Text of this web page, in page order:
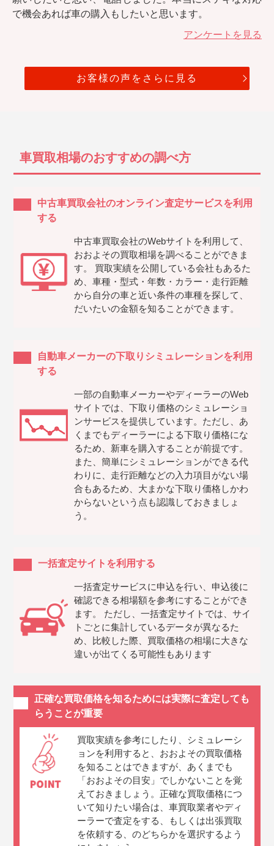
で機会あれば車の購入もしたいと思います。
アンケートを見る
お客様の声をさらに見る
車買取相場のおすすめの調べ方
中古車買取会社のオンライン査定サービスを利用
する
中古車買取会社のWebサイトを利用して、
おおよその買取相場を調べることができま
す。 買取実績を公開している会社もあるた
め、車種・型式・年数・カラー・走行距離
から自分の車と近い条件の車種を探して、
だいたいの金額を知ることができます。
自動車メーカーの下取りシミュレーションを利用
する
一部の自動車メーカーやディーラーのWeb
サイトでは、下取り価格のシミュレーショ
ンサービスを提供しています。ただし、あ
くまでもディーラーによる下取り価格にな
るため、新車を購入することが前提です。
また、簡単にシミュレーションができる代
わりに、走行距離などの入力項目がない場
合もあるため、大まかな下取り価格しかわ
からないという点も認識しておきましょ
う。
一括査定サイトを利用する
一括査定サービスに申込を行い、申込後に
確認できる相場額を参考にすることができ
ます。 ただし、一括査定サイトでは、サイ
トごとに集計しているデータが異なるた
め、比較した際、買取価格の相場に大きな
違いが出てくる可能性もあります
正確な買取価格を知るためには実際に査定しても
らうことが重要
買取実績を参考にしたり、シミュレーシ
ョンを利用すると、おおよその買取価格
を知ることはできますが、あくまでも
「おおよその目安」でしかないことを覚
えておきましょう。正確な買取価格につ
いて知りたい場合は、車買取業者やディ
ーラーで査定をする、もしくは出張買取
を依頼する、のどちらかを選択するよう